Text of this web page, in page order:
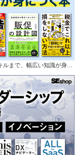
ルまで、幅広い知識が身…